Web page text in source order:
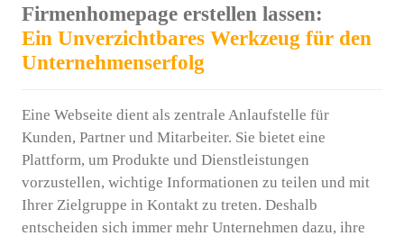
Firmenhomepage erstellen lassen:
Ein Unverzichtbares Werkzeug für den
Unternehmenserfolg
Eine Webseite dient als zentrale Anlaufstelle für
Kunden, Partner und Mitarbeiter. Sie bietet eine
Plattform, um Produkte und Dienstleistungen
vorzustellen, wichtige Informationen zu teilen und mit
Ihrer Zielgruppe in Kontakt zu treten. Deshalb
entscheiden sich immer mehr Unternehmen dazu, ihre